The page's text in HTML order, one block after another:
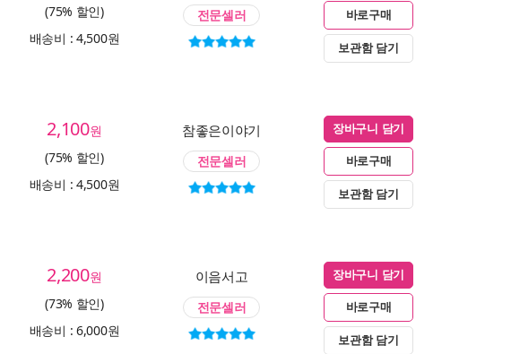
(75% 할인)
배송비 : 4,500원
전문셀러 바로구매
보관함 담기
2,100원
(75% 할인)
배송비 : 4,500원
참좋은이야기
전문셀러
장바구니 담기
바로구매
보관함 담기
2,200원
(73% 할인)
배송비 : 6,000원
이음서고
전문셀러
장바구니 담기
바로구매
보관함 담기